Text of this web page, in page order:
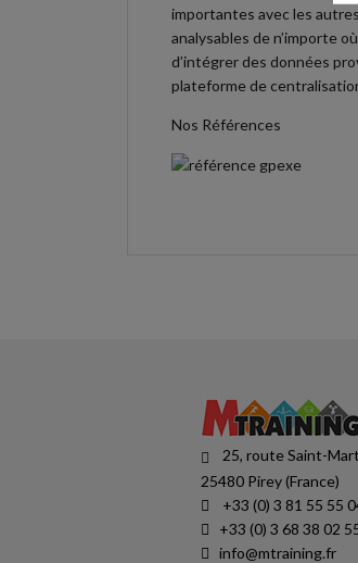
importantes avec les
analysables de n’importe
d’intégrer des données
plateforme de
Nos Références
25, route Saint-
25480 Pirey (France)
+33 (0) 3 81 55 55
+33 (0) 3 68 38 02
info@mtraining.fr